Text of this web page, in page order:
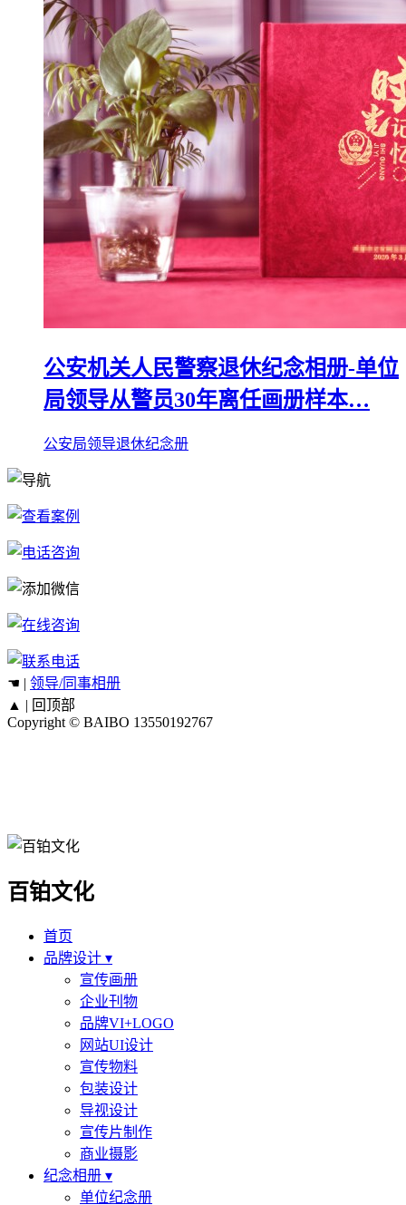
公安机关人民警察退休纪念相册-单位
局领导从警员30年离任画册样本…
公安局领导退休纪念册
☚ | 领导/同事相册
▲ | 回顶部
Copyright © BAIBO 13550192767
百铂文化
首页
品牌设计 ▾
宣传画册
企业刊物
品牌VI+LOGO
网站UI设计
宣传物料
包装设计
导视设计
宣传片制作
商业摄影
纪念相册 ▾
单位纪念册